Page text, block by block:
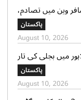
وین میں تصادم،
ایک شخص جاں بحق، 2 افرادشدید
زخمی،
پاکستان
August 10, 2026
میں بجلی کی تار
پاکستان
August 10, 2026